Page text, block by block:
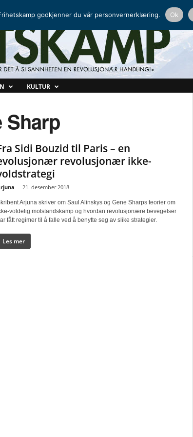
KULTUR
Sharp
Sidi Bouzid til Paris – en
revolusjonær ikke-
- 21. desember 2018
Arjuna skriver om Saul Alinskys og Gene Sharps teorier om
voldelig motstandskamp og hvordan revolusjonære bevegelser
fått regimer til å falle ved å benytte seg av slike strategier.
Les mer
godkjenner du vår personvernerklæring. Ok